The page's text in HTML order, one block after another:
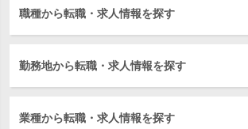
職種から転職・求人情報を探す
勤務地から転職・求人情報を探す
業種から転職・求人情報を探す